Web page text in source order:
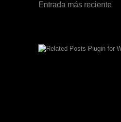
Entrada más reciente